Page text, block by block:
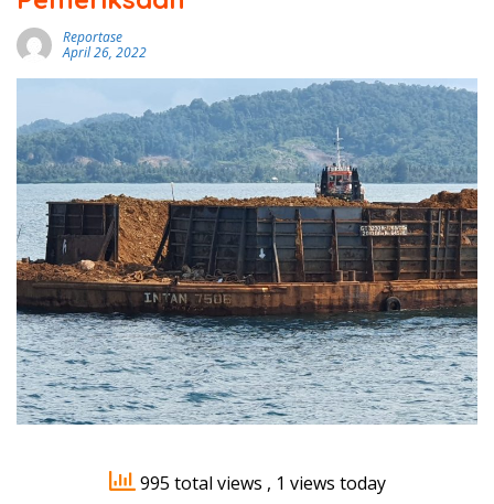
Reportase
April 26, 2022
995 total views , 1 views today